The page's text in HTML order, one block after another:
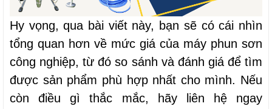
Hy vọng, qua bài viết này, bạn sẽ có cái nhìn
tổng quan hơn về mức giá của máy phun sơn
công nghiệp, từ đó so sánh và đánh giá để tìm
được sản phẩm phù hợp nhất cho mình. Nếu
còn điều gì thắc mắc, hãy liên hệ ngay